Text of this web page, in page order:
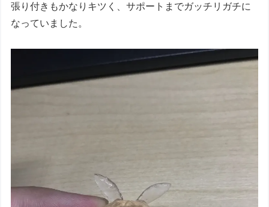
張り付きもかなりキツく、サポートまでガッチリガチに
なっていました。